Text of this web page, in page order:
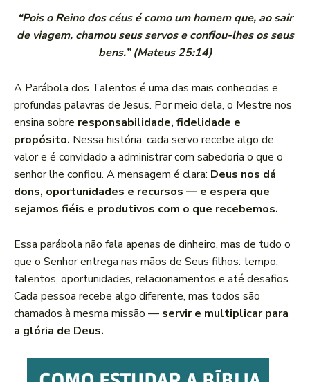
“Pois o Reino dos céus é como um homem que, ao sair
de viagem, chamou seus servos e confiou-lhes os seus
bens.” (Mateus 25:14)
A Parábola dos Talentos é uma das mais conhecidas e
profundas palavras de Jesus. Por meio dela, o Mestre nos
ensina sobre responsabilidade, fidelidade e
propósito. Nessa história, cada servo recebe algo de
valor e é convidado a administrar com sabedoria o que o
senhor lhe confiou. A mensagem é clara: Deus nos dá
dons, oportunidades e recursos — e espera que
sejamos fiéis e produtivos com o que recebemos.
Essa parábola não fala apenas de dinheiro, mas de tudo o
que o Senhor entrega nas mãos de Seus filhos: tempo,
talentos, oportunidades, relacionamentos e até desafios.
Cada pessoa recebe algo diferente, mas todos são
chamados à mesma missão — servir e multiplicar para
a glória de Deus.